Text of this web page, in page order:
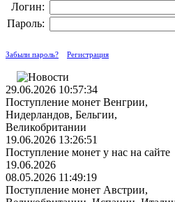
Логин:
Пароль:
Забыли пароль? Регистрация
29.06.2026 10:57:34
Поступление монет Венгрии,
Нидерландов, Бельгии,
Великобритании
19.06.2026 13:26:51
Поступление монет у нас на сайте
19.06.2026
08.05.2026 11:49:19
Поступление монет Австрии,